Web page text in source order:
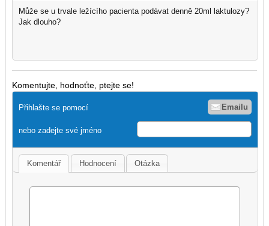
Může se u trvale ležícího pacienta podávat denně 20ml laktulozy?
Jak dlouho?
Komentujte, hodnoťte, ptejte se!
Přihlašte se pomocí Emailu
nebo zadejte své jméno
Komentář Hodnocení Otázka